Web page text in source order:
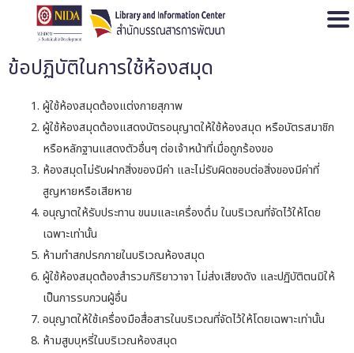
ข้อปฏิบัติในการใช้ห้องสมุด
ผู้ใช้ห้องสมุดต้องแต่งกายสุภาพ
ผู้ใช้ห้องสมุดต้องแสดงบัตรอนุญาตให้ใช้ห้องสมุด หรือบัตรสมาชิก
หรือหลักฐานแสดงตัวอื่นๆ ต่อเจ้าหน้าที่เมื่อถูกร้องขอ
ห้องสมุดไม่รับฝากสิ่งของมีค่า และไม่รับผิดชอบต่อสิ่งของมีค่าที่
สูญหายหรือเสียหาย
อนุญาตให้รับประทาน ขนมและเครื่องดื่ม ในบริเวณที่จัดไว้ให้โดย
เฉพาะเท่านั้น
ห้ามทำสกปรกภายในบริเวณห้องสมุด
ผู้ใช้ห้องสมุดต้องสำรวมกิริยาวาจา ไม่ส่งเสียงดัง และปฏิบัติตนมิให้
เป็นการรบกวนผู้อื่น
อนุญาตให้ใช้เครื่องมือสื่อสารในบริเวณที่จัดไว้ให้โดยเฉพาะเท่านั้น
ห้ามสูบบุหรี่ในบริเวณห้องสมุด